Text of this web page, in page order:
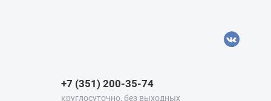
+7 (351) 200-35-74
круглосуточно, без выходных